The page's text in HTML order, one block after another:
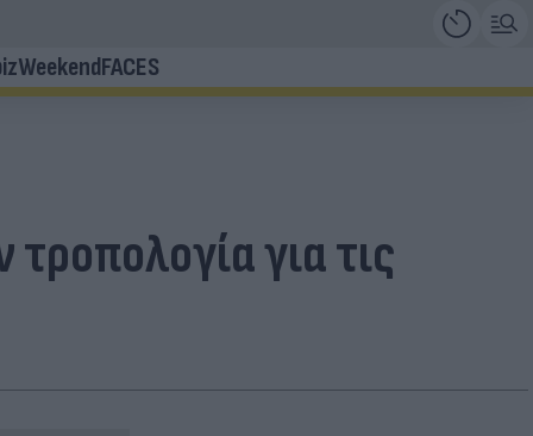
WeekendFACES
για τις